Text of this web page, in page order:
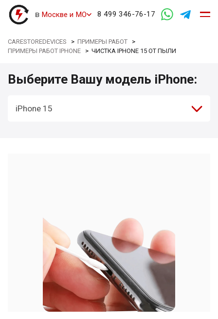
в Москве и МО 8 499 346-76-17
CARESTOREDEVICES >ПРИМЕРЫ РАБОТ >
ПРИМЕРЫ РАБОТ IPHONE >ЧИСТКА IPHONE 15 ОТ ПЫЛИ
Выберите Вашу модель iPhone:
iPhone 15